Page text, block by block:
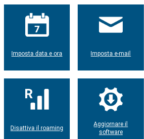
Imposta data e ora Imposta e-mail
Disattiva il roaming
Aggiornare il
software